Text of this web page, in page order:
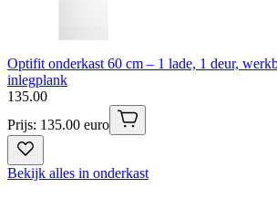
Optifit onderkast 60 cm – 1 lade, 1 deur,
inlegplank
135.00
Prijs: 135.00 euro
Bekijk alles in onderkast